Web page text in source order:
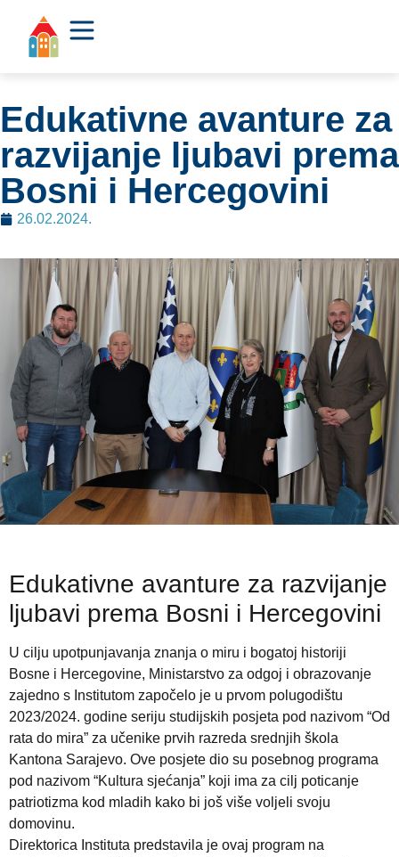
Edukativne avanture za
razvijanje ljubavi prema
Bosni i Hercegovini
26.02.2024.
Edukativne avanture za razvijanje
ljubavi prema Bosni i Hercegovini
U cilju upotpunjavanja znanja o miru i bogatoj historiji
Bosne i Hercegovine, Ministarstvo za odgoj i obrazovanje
zajedno s Institutom započelo je u prvom polugodištu
2023/2024. godine seriju studijskih posjeta pod nazivom “Od
rata do mira” za učenike prvih razreda srednjih škola
Kantona Sarajevo. Ove posjete dio su posebnog programa
pod nazivom “Kultura sjećanja” koji ima za cilj poticanje
patriotizma kod mladih kako bi još više voljeli svoju
domovinu.
Direktorica Instituta predstavila je ovaj program na